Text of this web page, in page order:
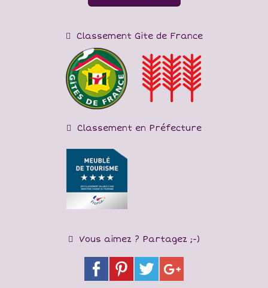
Classement Gite de France
Classement en Préfecture
Vous aimez ? Partagez ;-)